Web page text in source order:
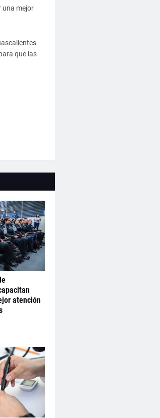
una mejor
que las
atención